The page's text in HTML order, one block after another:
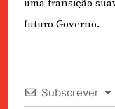
uma transição
futuro Governo.
Subscrever